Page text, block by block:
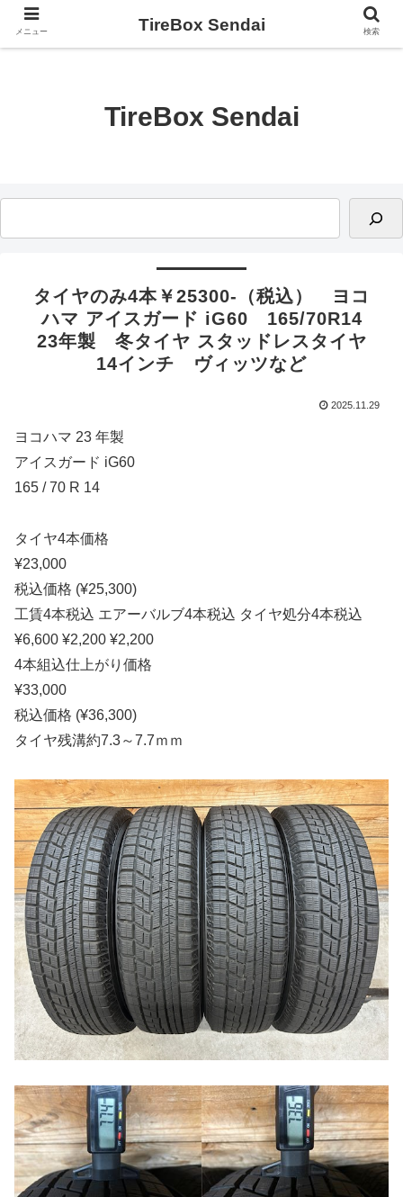
TireBox Sendai
タイヤのみ4本￥25300-（税込） ヨコ
ハマ アイスガード iG60 165/70R14
23年製 冬タイヤ スタッドレスタイヤ
14インチ ヴィッツなど
2025.11.29
ヨコハマ 23 年製
アイスガード iG60
165 / 70 R 14
タイヤ4本価格
¥23,000
税込価格 (¥25,300)
工賃4本税込 エアーバルブ4本税込 タイヤ処分4本税込
¥6,600 ¥2,200 ¥2,200
4本組込仕上がり価格
¥33,000
税込価格 (¥36,300)
タイヤ残溝約7.3～7.7ｍｍ
メニュー TireBox Sendai 検索